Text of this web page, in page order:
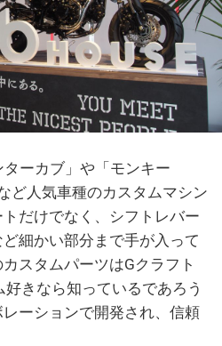
ーカブ」や「モンキー
ど人気車種のカスタムマシン
だけでなく、シフトレバー
細かい部分まで手が入って
スタムパーツはGクラフト
きなら知っているであろう
ーションで開発され、信頼